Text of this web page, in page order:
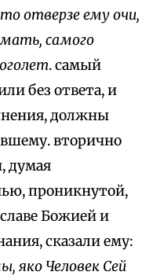
отверзе ему очи,
самого
. самый
без ответа, и
должны
вторично
думая
проникнутой,
Божией и
сказали ему:
яко Человек Сей